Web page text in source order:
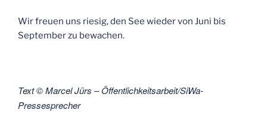
Wir freuen uns riesig, den See wieder von Juni bis
September zu bewachen.
Text © Marcel Jürs – Öffentlichkeitsarbeit/SiWa-
Pressesprecher